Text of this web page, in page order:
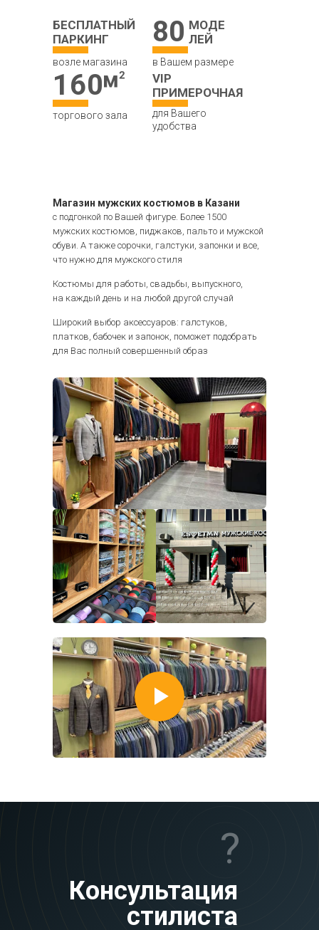
с подгонкой по Вашей фигуре. Более 1500
мужских костюмов, пиджаков, пальто и мужской
обуви. А также сорочки, галстуки, запонки и все,
что нужно для мужского стиля
Костюмы для работы, свадьбы, выпускного,
на каждый день и на любой другой случай
Широкий выбор аксессуаров: галстуков,
платков, бабочек и запонок, поможет подобрать
для Вас полный совершенный образ
БЕСПЛАТНЫЙ
ПАРКИНГ
возле магазина
80 МОДЕ
ЛЕЙ
в Вашем размере
160
торгового зала
VIP
ПРИМЕРОЧНАЯ
для Вашего
удобства
Магазин мужских костюмов в Казани
?
Консультация
стилиста